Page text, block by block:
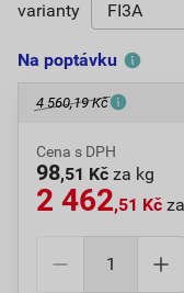
varianty
Na poptávku
4 560,19 Kč
Cena s DPH
98,51 Kč za kg
2 462,51 Kč